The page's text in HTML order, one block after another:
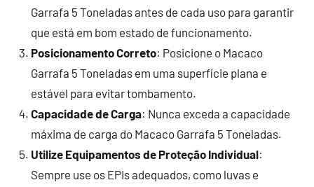
Garrafa 5 Toneladas antes de cada uso para garantir
que está em bom estado de funcionamento.
Posicionamento Correto: Posicione o Macaco
Garrafa 5 Toneladas em uma superfície plana e
estável para evitar tombamento.
Capacidade de Carga: Nunca exceda a capacidade
máxima de carga do Macaco Garrafa 5 Toneladas.
Utilize Equipamentos de Proteção Individual:
Sempre use os EPIs adequados, como luvas e